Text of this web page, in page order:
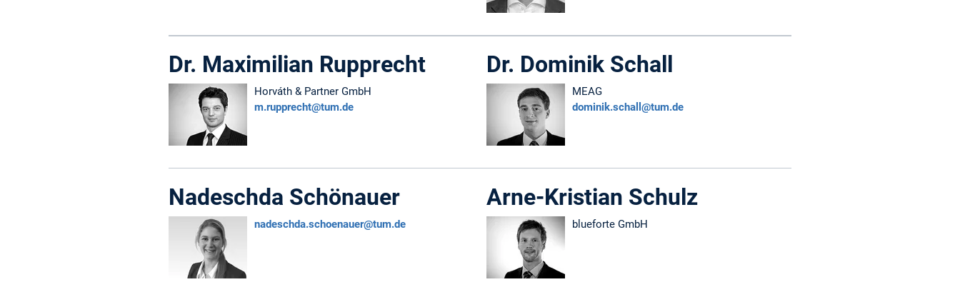
Dr. Maximilian Rupprecht
Horváth & Partner GmbH
m.rupprecht@tum.de
Dr. Dominik Schall
MEAG
dominik.schall@tum.de
Nadeschda Schönauer
nadeschda.schoenauer@tum.de
Arne-Kristian Schulz
blueforte GmbH